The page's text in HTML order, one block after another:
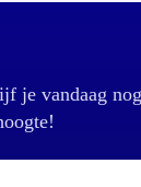
je vandaag